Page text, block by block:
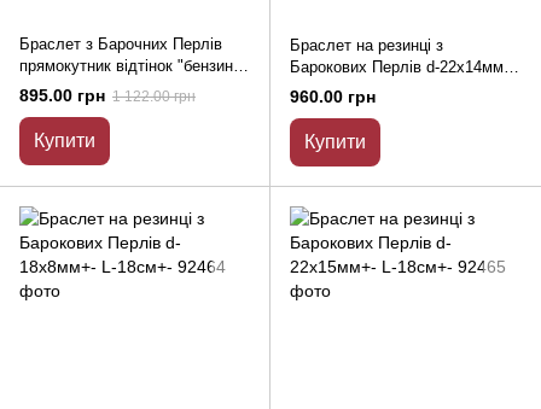
Браслет з Барочних Перлів
прямокутник відтінок "бензин"
d-14х16мм+- L-18см +- (стрейч)
895.00 грн 1 122.00 грн
Купити
Браслет на резинці з
Барокових Перлів d-22х14мм+-
L-18см+-
960.00 грн
Купити